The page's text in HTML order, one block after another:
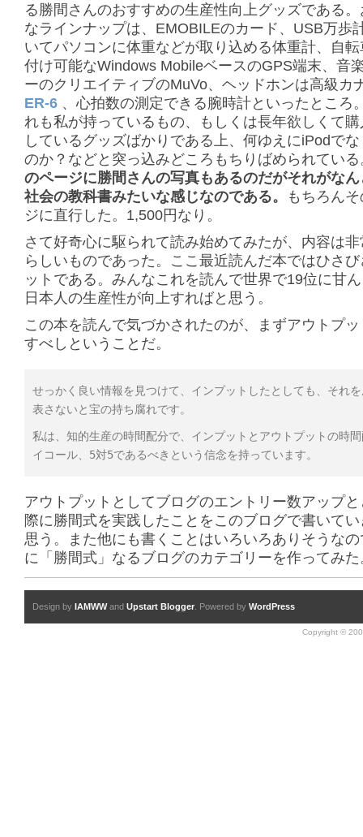
る勝間さんのおすすめの生産性向上グッズである
なラインナップは、EMOBILEのカード、USB万歩
いてパソコンに体重などが取り込める体重計、自
付け可能なWindows MobileベースのGPS端末、音
ーのクリエイティブのMuVo、ヘッドホンは高級カ
ER-6 、心拍数の測定できる腕時計といったところ
れも私が持っているもの、もしくは長年欲しくて
しているグッズばかりである上、何ゆえにiPodで
のか？などと突っ込みどころもちりばめられている
のページに勝間さんの写真もあるのだがそれがな
社会の教科書みたいな感じなのである。
もちろん
ジに直行した。1,500円なり。
さて好奇心に駆られて読み始めてみたが、内容は
らしいものであった。ここ最近読んだ本ではひさ
ットである。みんなこれを読んで世界で19位に甘
日本人の生産性が向上すればと思う。
この本を読んで気づかされたのが、まずアウトプ
すべしということだ。
せっかく良い情報を見つけて、インプットしたとしても、それ
表さないと宝の持ち腐れです。
私は、知的生産の時間配分で、インプットとアウトプットの時
イコール、5対5であるべきという信念を持っています。
アウトプットとしてブログのエントリー数アップ
際に勝間式を実践したことをこのブログで書いて
思う。また他にも書くことはいろいろありそうな
に「勝間式」なるブログのカテゴリーを作ってみた
Design by IAMWWand Upstart Blogger . Powered by WordPress
Copyright ©